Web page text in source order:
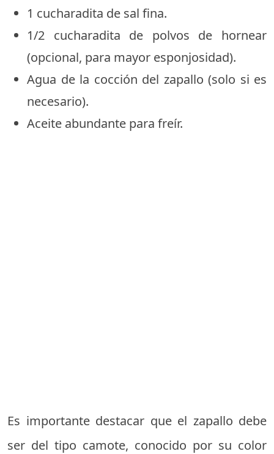
1 cucharadita de sal fina.
1/2 cucharadita de polvos de hornear
(opcional, para mayor esponjosidad).
Agua de la cocción del zapallo (solo si es
necesario).
Aceite abundante para freír.
Es importante destacar que el zapallo debe
ser del tipo camote, conocido por su color